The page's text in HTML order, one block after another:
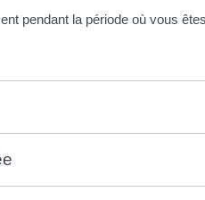
pendant la période où vous